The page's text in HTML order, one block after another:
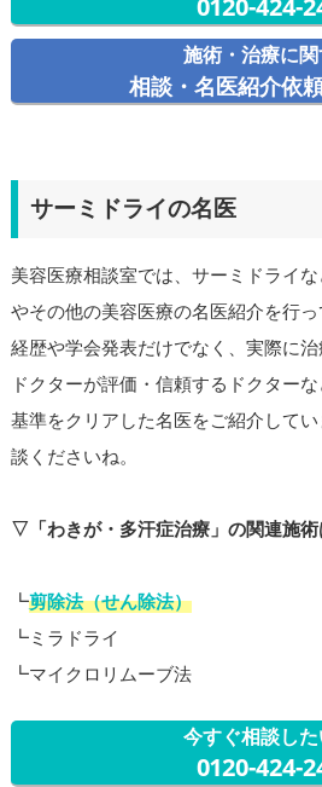
施術・治療に
相談・名医紹介依
サーミドライの名医
美容医療相談室では、サーミドライ
やその他の美容医療の名医紹介を行
経歴や学会発表だけでなく、実際に治
ドクターが評価・信頼するドクター
基準をクリアした名医をご紹介して
談くださいね。
▽「わきが・多汗症治療」の関連施術
┗剪除法（せん除法）
┗ミラドライ
┗マイクロリムーブ法
今すぐ相談し
0120-424-